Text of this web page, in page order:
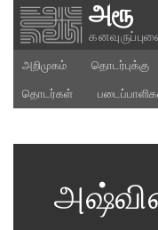
Skip
content
அரூ
அறிமுகம் தொடர்புக்கு
தொடர்கள்